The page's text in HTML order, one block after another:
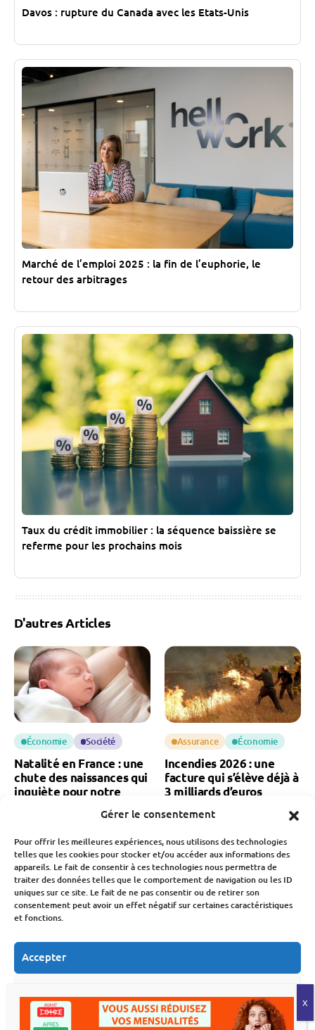
Gérer le consentement
Pour offrir les meilleures expériences, nous utilisons des technologies
telles que les cookies pour stocker et/ou accéder aux informations des
appareils. Le fait de consentir à ces technologies nous permettra de
traiter des données telles que le comportement de navigation ou les ID
uniques sur ce site. Le fait de ne pas consentir ou de retirer son
consentement peut avoir un effet négatif sur certaines caractéristiques
et fonctions.
Accepter
Voir les préférences
Davos : rupture du Canada avec les Etats-Unis
Marché de l’emploi 2025 : la fin de l’euphorie, le
retour des arbitrages
Taux du crédit immobilier : la séquence baissière se
referme pour les prochains mois
D'autres Articles
Économie Société
Natalité en France : une
chute des naissances qui
inquiète pour notre
7 Août 2026
Assurance Économie
Incendies 2026 : une
facture qui s’élève déjà à
3 milliards d’euros
Fabien Monvoisin
Économie
secteur traverse sa pire
crise
chute des demandes
après la baisse des aides